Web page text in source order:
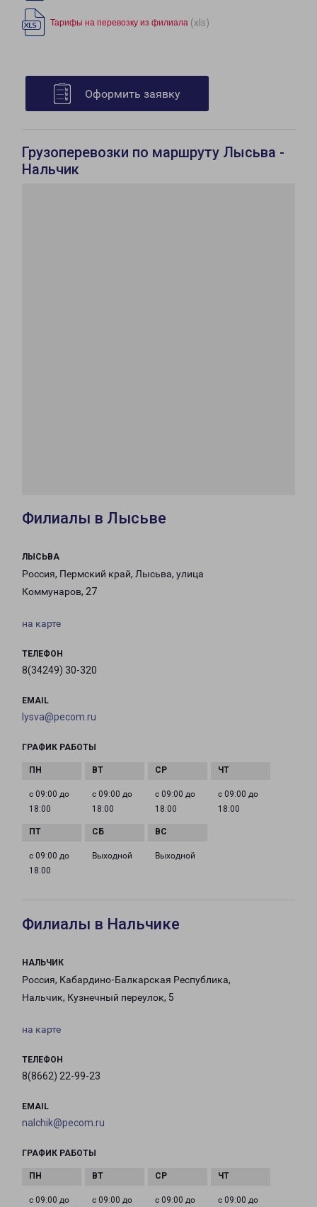
Тарифы на перевозку из филиала (xls)
Оформить заявку
Грузоперевозки по маршруту Лысьва -
Нальчик
Филиалы в Лысьве
ЛЫСЬВА
Россия, Пермский край, Лысьва, улица
Коммунаров, 27
на карте
ТЕЛЕФОН
8(34249) 30-320
EMAIL
lysva@pecom.ru
ГРАФИК РАБОТЫ
с 09:00 до
18:00
с 09:00 до
18:00
с 09:00 до
18:00
с 09:00 до
18:00
с 09:00 до
18:00
Выходной Выходной
Филиалы в Нальчике
НАЛЬЧИК
Россия, Кабардино-Балкарская Республика,
Нальчик, Кузнечный переулок, 5
на карте
ТЕЛЕФОН
8(8662) 22-99-23
EMAIL
nalchik@pecom.ru
ГРАФИК РАБОТЫ
с 09:00 до с 09:00 до с 09:00 до с 09:00 до